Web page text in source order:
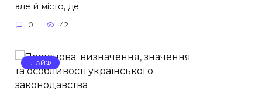
але й місто, де
0 42
ЛАЙФ